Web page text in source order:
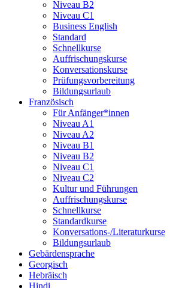
Niveau B2
Niveau C1
Business English
Standard
Schnellkurse
Auffrischungskurse
Konversationskurse
Prüfungsvorbereitung
Bildungsurlaub
Französisch
Für Anfänger*innen
Niveau A1
Niveau A2
Niveau B1
Niveau B2
Niveau C1
Niveau C2
Kultur und Führungen
Auffrischungskurse
Schnellkurse
Standardkurse
Konversations-/Literaturkurse
Bildungsurlaub
Gebärdensprache
Georgisch
Hebräisch
Hindi